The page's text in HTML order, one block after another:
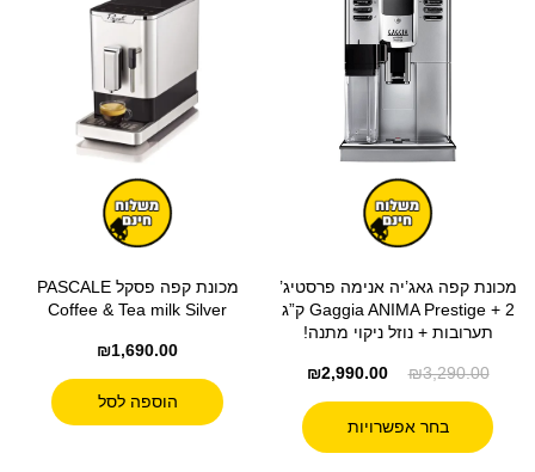
מכונת קפה גאג’יה אנימה פרסטיג’
Gaggia ANIMA Prestige + 2 ק”ג
תערובות + נוזל ניקוי מתנה!
₪3,290.00
₪2,990.00
בחר אפשרויות
מכונת קפה פסקל PASCALE
Coffee & Tea milk Silver
₪1,690.00
הוספה לסל